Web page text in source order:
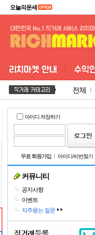
오늘의운세
전체
아이디 저장하기
무료 회원가입 아이디/비번찾기
커뮤니티
공지사항
이벤트
자주묻는 질문